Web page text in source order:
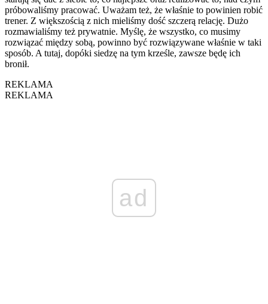
próbowaliśmy pracować. Uważam też, że właśnie to powinien robić
trener. Z większością z nich mieliśmy dość szczerą relację. Dużo
rozmawialiśmy też prywatnie. Myślę, że wszystko, co musimy
rozwiązać między sobą, powinno być rozwiązywane właśnie w taki
sposób. A tutaj, dopóki siedzę na tym krześle, zawsze będę ich
bronił.
REKLAMA
REKLAMA
ad